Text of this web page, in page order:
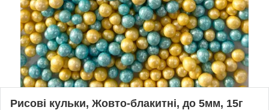
Рисові кульки, Жовто-блакитні, до 5мм, 15г